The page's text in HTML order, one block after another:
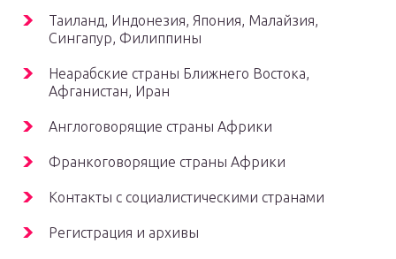
Таиланд, Индонезия, Япония, Малайзия,
Сингапур, Филиппины
Неарабские страны Ближнего Востока,
Афганистан, Иран
Англоговорящие страны Африки
Франкоговорящие страны Африки
Контакты с социалистическими странами
Регистрация и архивы